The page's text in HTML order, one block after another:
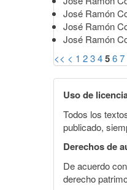
José Ramón
José Ramón
José Ramón
<< < 1 234567
Uso de
Todos los
publicado,
Derechos de
De acuerdo
derecho